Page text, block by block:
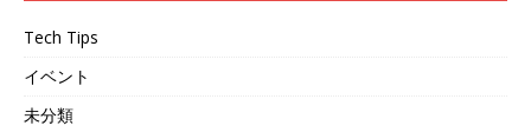
Tech Tips
イベント
未分類